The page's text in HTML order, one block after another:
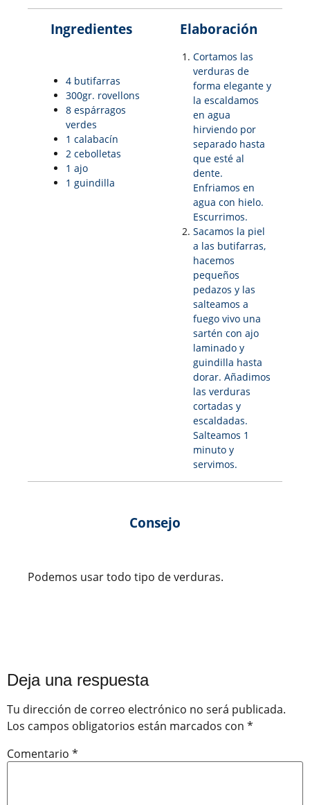
Ingredientes
4 butifarras
300gr. rovellons
8 espárragos
verdes
1 calabacín
2 cebolletas
1 ajo
1 guindilla
Elaboración
Cortamos las
verduras de
forma elegante y
la escaldamos
en agua
hirviendo por
separado hasta
que esté al
dente.
Enfriamos en
agua con hielo.
Escurrimos.
Sacamos la piel
a las butifarras,
hacemos
pequeños
pedazos y las
salteamos a
fuego vivo una
sartén con ajo
laminado y
guindilla hasta
dorar. Añadimos
las verduras
cortadas y
escaldadas.
Salteamos 1
minuto y
servimos.
Consejo
Podemos usar todo tipo de verduras.
Deja una respuesta
Tu dirección de correo electrónico no será publicada.
Los campos obligatorios están marcados con *
Comentario *